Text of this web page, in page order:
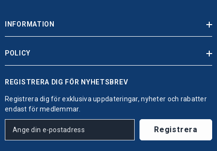
INFORMATION
POLICY
REGISTRERA DIG FÖR NYHETSBREV
Registrera dig för exklusiva uppdateringar, nyheter och rabatter
endast för medlemmar.
Registrera